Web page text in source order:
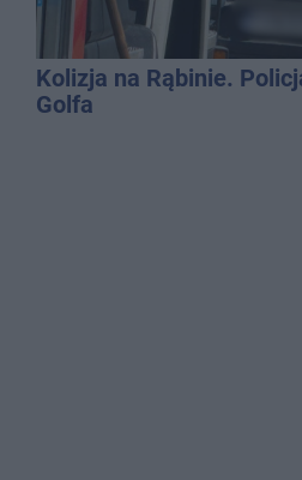
Kolizja na Rąbinie.
Golfa